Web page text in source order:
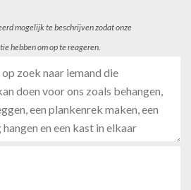
mogelijk te beschrijven zodat onze
hebben om op te reageren.